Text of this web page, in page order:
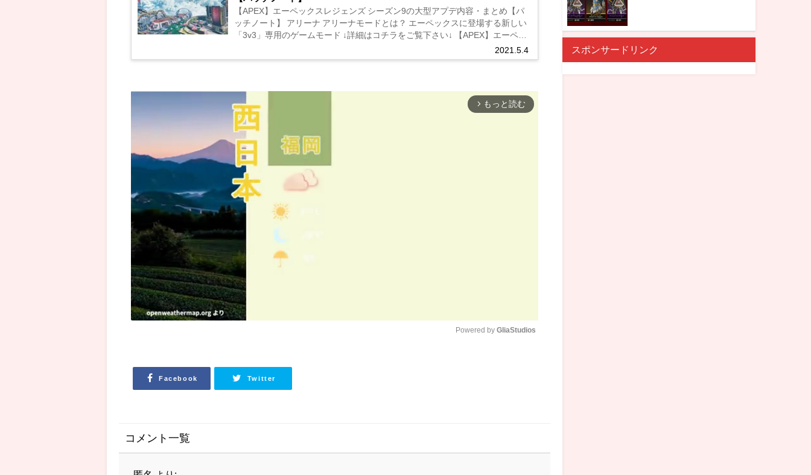
2021.5.4
【APEX】エーペックスレジェンズ シーズン9の大型アプデ内容・まとめ【パ
ッチノート】 アリーナ アリーナモードとは？ エーペックスに登場する新しい
「3v3」専用のゲームモード ↓詳細はコチラをご覧下さい↓ 【APEX】エーペッ
クスレジェンズ公式サイト「アリーナの紹介」重要ポイント・日本語訳まと
め...
arrow_forward_ios もっと読む
Powered by GliaStudios
Facebook Twitter
コメント一覧
スポンサードリンク